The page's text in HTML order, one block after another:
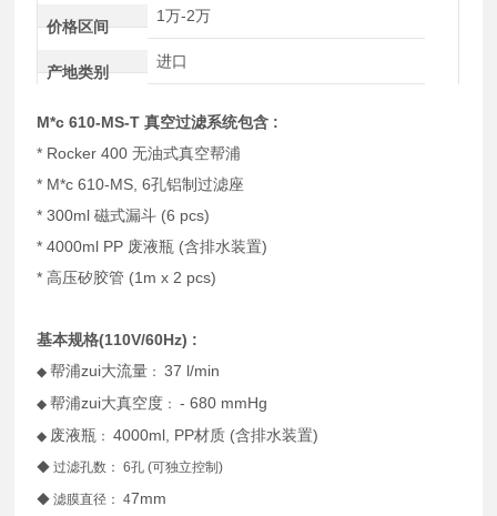
价格区间
1万-2万
产地类别
进口
M*c 610-MS-T 真空过滤系统包含 :
* Rocker 400 无油式真空帮浦
* M*c 610-MS, 6孔铝制过滤座
* 300ml 磁式漏斗 (6 pcs)
* 4000ml PP 废液瓶 (含排水装置)
* 高压矽胶管 (1m x 2 pcs)
基本规格(110V/60Hz) :
◆帮浦zui大流量 ：37 l/min
◆帮浦zui大真空度 ：- 680 mmHg
◆ 废液瓶 ：4000ml, PP材质 (含排水装置)
◆ 过滤孔数： 6孔 (可独立控制)
◆ 滤膜直径： 47mm